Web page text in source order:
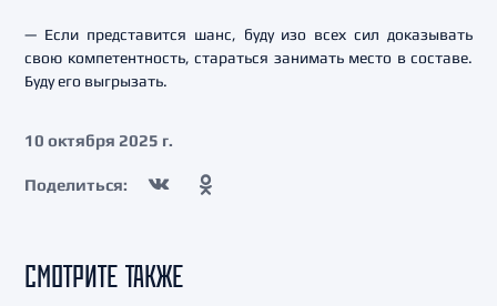
— Если представится шанс, буду изо всех сил доказывать
свою компетентность, стараться занимать место в составе.
Буду его выгрызать.
10 октября 2025 г.
Поделиться:
СМОТРИТЕ ТАКЖЕ